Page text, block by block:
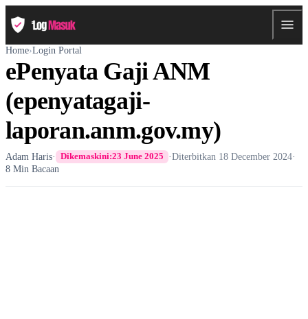
Home›Login Portal
ePenyata Gaji ANM
(epenyatagaji-
laporan.anm.gov.my)
Adam Haris· Dikemaskini:23 June 2025 ·Diterbitkan 18 December 2024·
8 Min Bacaan